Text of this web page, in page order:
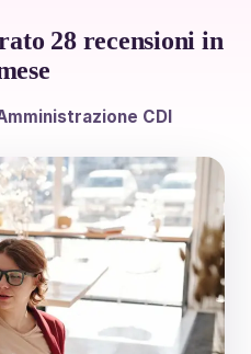
28 recensioni in
CDI